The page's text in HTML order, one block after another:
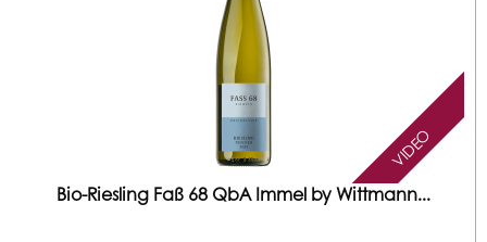
VIDEO
Bio-Riesling Faß 68 QbA Immel by Wittmann...